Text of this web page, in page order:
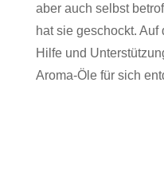
aber auch selbst
hat sie geschockt.
Hilfe und
Aroma-Öle für sich